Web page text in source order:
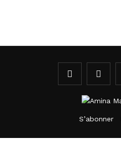
S’abonner